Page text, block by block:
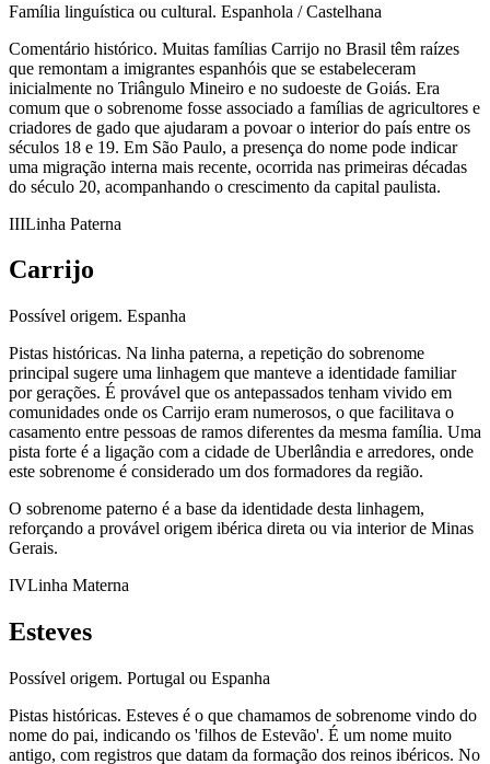
Família linguística ou cultural. Espanhola / Castelhana
Comentário histórico. Muitas famílias Carrijo no Brasil têm raízes
que remontam a imigrantes espanhóis que se estabeleceram
inicialmente no Triângulo Mineiro e no sudoeste de Goiás. Era
comum que o sobrenome fosse associado a famílias de agricultores e
criadores de gado que ajudaram a povoar o interior do país entre os
séculos 18 e 19. Em São Paulo, a presença do nome pode indicar
uma migração interna mais recente, ocorrida nas primeiras décadas
do século 20, acompanhando o crescimento da capital paulista.
IIILinha Paterna
Carrijo
Possível origem. Espanha
Pistas históricas. Na linha paterna, a repetição do sobrenome
principal sugere uma linhagem que manteve a identidade familiar
por gerações. É provável que os antepassados tenham vivido em
comunidades onde os Carrijo eram numerosos, o que facilitava o
casamento entre pessoas de ramos diferentes da mesma família. Uma
pista forte é a ligação com a cidade de Uberlândia e arredores, onde
este sobrenome é considerado um dos formadores da região.
O sobrenome paterno é a base da identidade desta linhagem,
reforçando a provável origem ibérica direta ou via interior de Minas
Gerais.
IVLinha Materna
Esteves
Possível origem. Portugal ou Espanha
Pistas históricas. Esteves é o que chamamos de sobrenome vindo do
nome do pai, indicando os 'filhos de Estevão'. É um nome muito
antigo, com registros que datam da formação dos reinos ibéricos. No